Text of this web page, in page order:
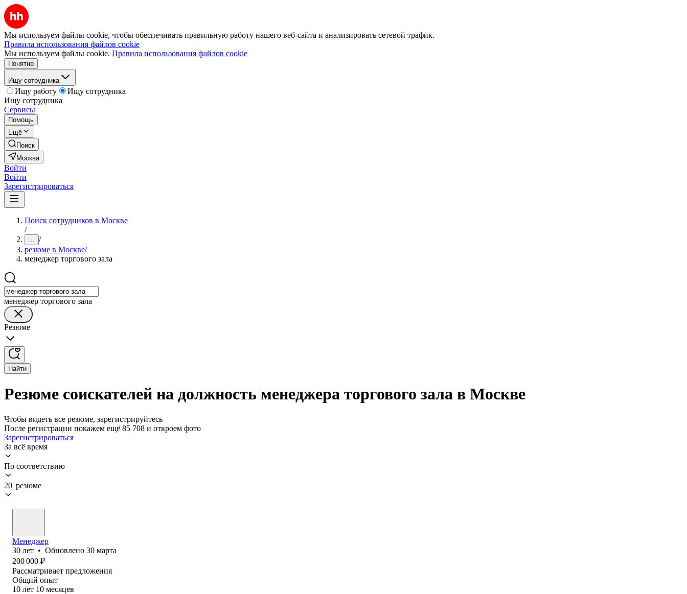
Мы используем файлы cookie, чтобы обеспечивать правильную работу нашего веб-сайта и анализировать сетевой трафик.
Правила использования файлов cookie
Мы используем файлы cookie. Правила использования файлов cookie
Понятно
Ищу сотрудника
Ищу работу
Ищу сотрудника
Ищу сотрудника
Сервисы
Помощь
Ещё
Поиск
Москва
Войти
Войти
Зарегистрироваться
Поиск сотрудников в Москве
/
... /
резюме в Москве/
менеджер торгового зала
менеджер торгового зала
Резюме
Найти
Резюме соискателей на должность менеджера торгового зала в Москве
Чтобы видеть все резюме, зарегистрируйтесь
После регистрации покажем ещё 85 708 и откроем фото
Зарегистрироваться
За всё время
По соответствию
20 резюме
Менеджер
30 лет • Обновлено 30 марта
200 000 ₽
Рассматривает предложения
Общий опыт
10 лет 10 месяцев